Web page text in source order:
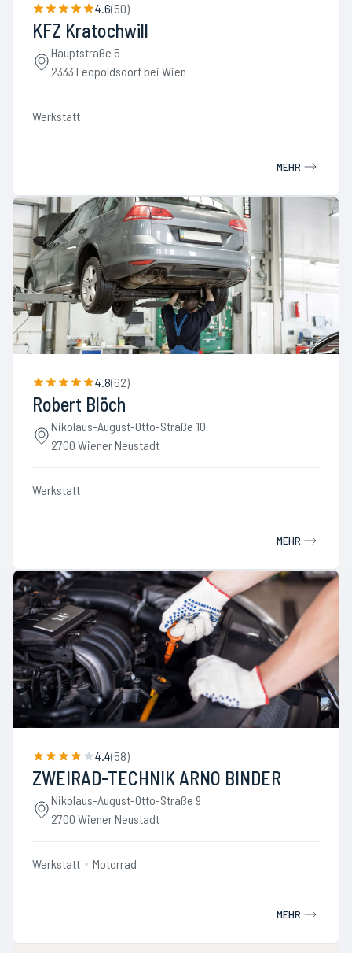
4.6(50)
KFZ Kratochwill
Hauptstraße 5
2333 Leopoldsdorf bei Wien
Werkstatt
MEHR
4.8(62)
Robert Blöch
Nikolaus-August-Otto-Straße 10
2700 Wiener Neustadt
Werkstatt
MEHR
4.4(58)
ZWEIRAD-TECHNIK ARNO BINDER
Nikolaus-August-Otto-Straße 9
2700 Wiener Neustadt
Werkstatt Motorrad
MEHR